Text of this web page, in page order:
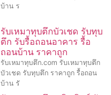
บ้าน ร
รับเหมาทุบตึกบัวเชด รับทุบ
ตึก รับรื้อถอนอาคาร รื้อ
ถอนบ้าน ราคาถูก
รับเหมาทุบตึก.com รับเหมาทุบตึก
บัวเชด รับทุบตึก ราคาถูก รื้อถอน
บ้าน รั